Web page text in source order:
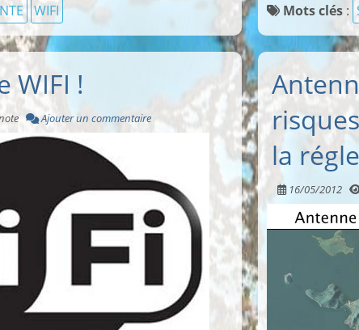
WIFI Mots clés:
WIFI !
Ajouter un commentaire
la
16/05/2012